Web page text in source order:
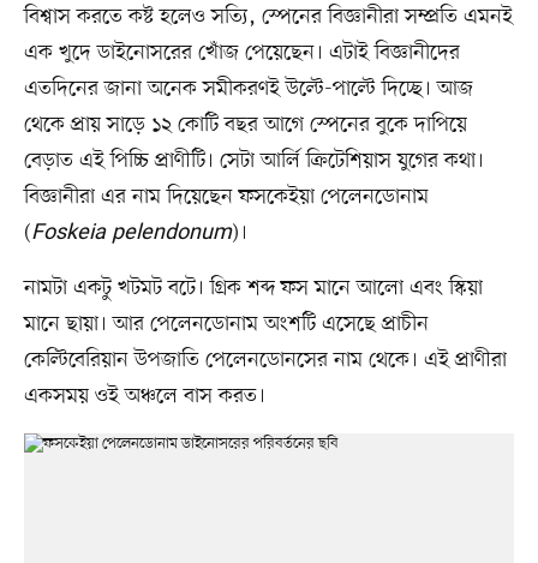
বিশ্বাস করতে কষ্ট হলেও সত্যি, স্পেনের বিজ্ঞানীরা সম্প্রতি এমনই
এক খুদে ডাইনোসরের খোঁজ পেয়েছেন। এটাই বিজ্ঞানীদের
এতদিনের জানা অনেক সমীকরণই উল্টে-পাল্টে দিচ্ছে। আজ
থেকে প্রায় সাড়ে ১২ কোটি বছর আগে স্পেনের বুকে দাপিয়ে
বেড়াত এই পিচ্চি প্রাণীটি। সেটা আর্লি ক্রিটেশিয়াস যুগের কথা।
বিজ্ঞানীরা এর নাম দিয়েছেন ফসকেইয়া পেলেনডোনাম
(Foskeia pelendonum)।
নামটা একটু খটমট বটে। গ্রিক শব্দ ফস মানে আলো এবং স্কিয়া
মানে ছায়া। আর পেলেনডোনাম অংশটি এসেছে প্রাচীন
কেল্টিবেরিয়ান উপজাতি পেলেনডোনসের নাম থেকে। এই প্রাণীরা
একসময় ওই অঞ্চলে বাস করত।